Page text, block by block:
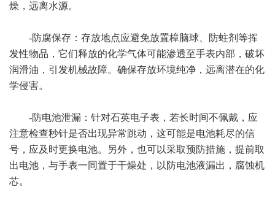
燥，远离水源。
-防腐保存：存放地点应避免放置樟脑球、防蛀剂等挥
发性物品，它们释放的化学气体可能渗透至手表内部，破坏
润滑油，引发机械故障。确保存放环境纯净，远离潜在的化
学侵害。
-防电池泄漏：针对石英电子表，若长时间不佩戴，应
注意检查秒针是否出现异常跳动，这可能是电池耗尽的信
号，应及时更换电池。另外，也可以采取预防措施，提前取
出电池，与手表一同置于干燥处，以防电池液漏出，腐蚀机
芯。